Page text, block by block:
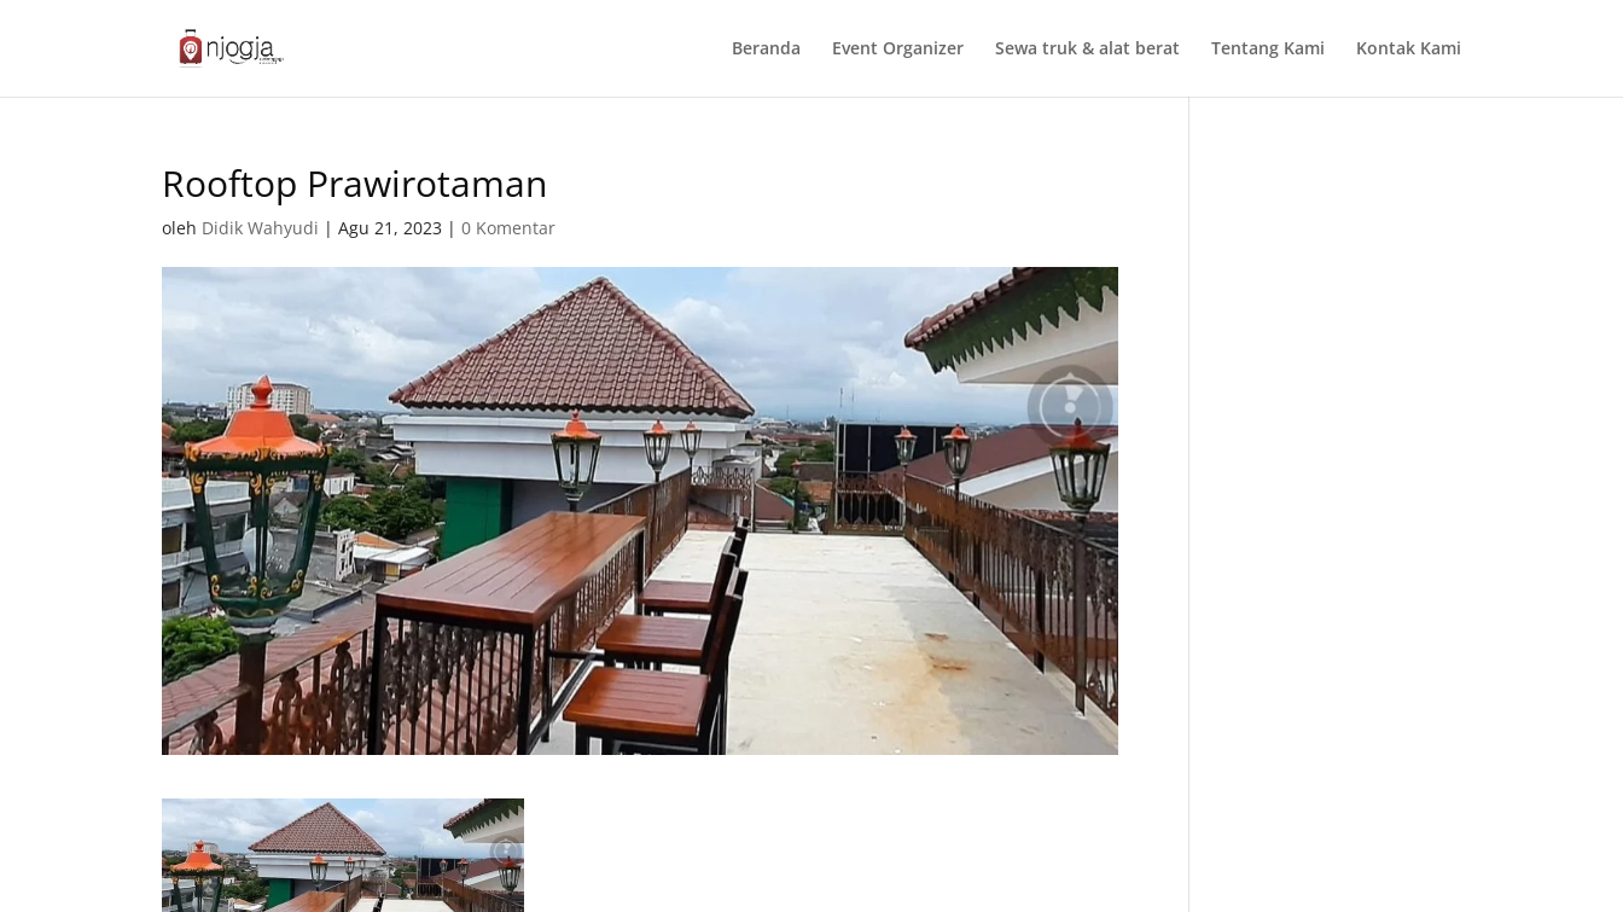
Beranda Event Organizer Sewa truk & alat berat Tentang Kami Kontak Kami
Rooftop Prawirotaman
oleh Didik Wahyudi |Agu 21, 2023 |0 Komentar